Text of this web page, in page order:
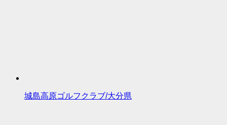
城島高原ゴルフクラブ/大分県